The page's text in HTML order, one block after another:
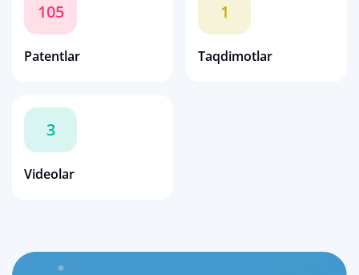
105
Patentlar
1
Taqdimotlar
3
Videolar